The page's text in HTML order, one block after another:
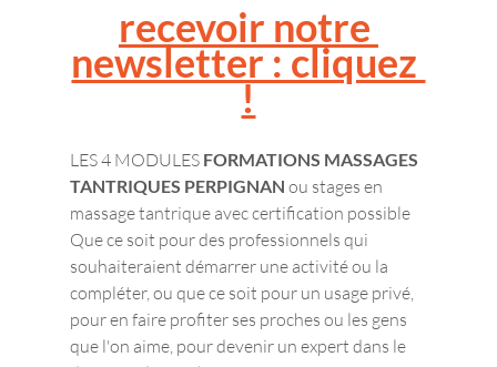
recevoir notre
newsletter : cliquez
!
LES 4 MODULES FORMATIONS MASSAGES
TANTRIQUES PERPIGNAN ou stages en
massage tantrique avec certification possible
Que ce soit pour des professionnels qui
souhaiteraient démarrer une activité ou la
compléter, ou que ce soit pour un usage privé,
pour en faire profiter ses proches ou les gens
que l'on aime, pour devenir un expert dans le